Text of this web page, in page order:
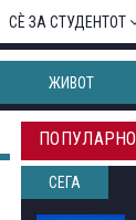
СЀ ЗА СТУДЕНТОТ
ЖИВОТ
ПОПУЛАРНО
СЕГА